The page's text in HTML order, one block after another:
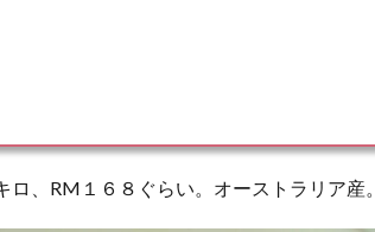
、RM１６８ぐらい。オーストラリア産。